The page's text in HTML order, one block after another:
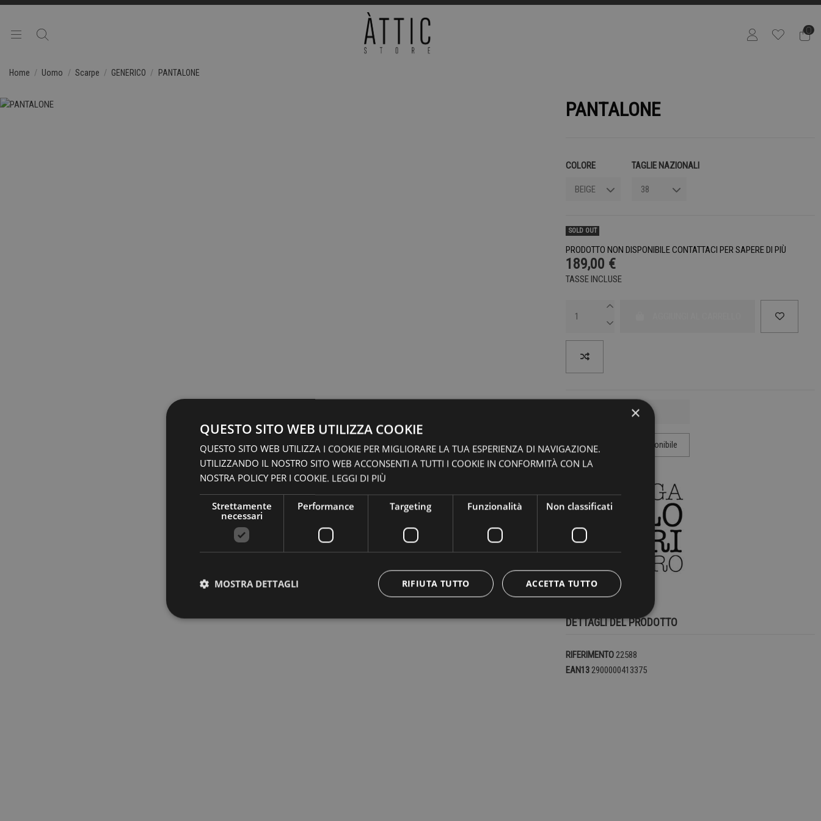
0
Home Uomo Scarpe GENERICO PANTALONE
PANTALONE
COLORE TAGLIE NAZIONALI
SOLD OUT
PRODOTTO NON DISPONIBILE CONTATTACI PER SAPERE DI PIÙ
189,00 €
TASSE INCLUSE
DETTAGLI DEL PRODOTTO
RIFERIMENTO22588
EAN132900000413375
×
QUESTO SITO WEB UTILIZZA COOKIE
QUESTO SITO WEB UTILIZZA I COOKIE PER MIGLIORARE LA TUA ESPERIENZA DI NAVIGAZIONE.
UTILIZZANDO IL NOSTRO SITO WEB ACCONSENTI A TUTTI I COOKIE IN CONFORMITÀ CON LA
NOSTRA POLICY PER I COOKIE. LEGGI DI PIÙ
Strettamente
necessari
Performance Targeting Funzionalità Non classificati
ACCETTA TUTTO
RIFIUTA TUTTO
MOSTRA DETTAGLI